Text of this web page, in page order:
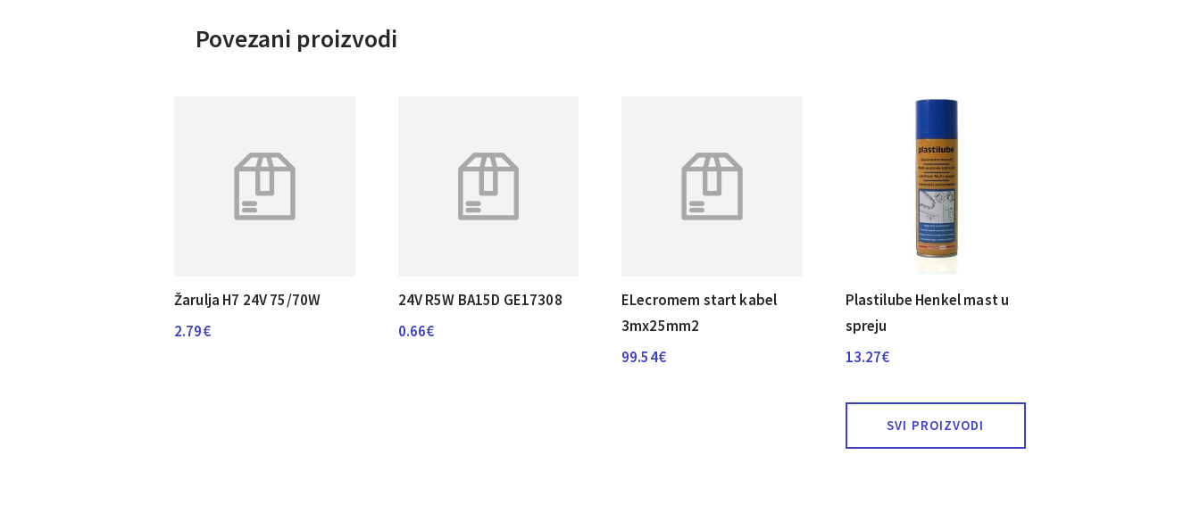
Povezani proizvodi
Žarulja H7 24V 75/70W
2.79€
24V R5W BA15D GE17308
0.66€
ELecromem start kabel
3mx25mm2
99.54€
Plastilube Henkel mast u
spreju
13.27€
SVI PROIZVODI